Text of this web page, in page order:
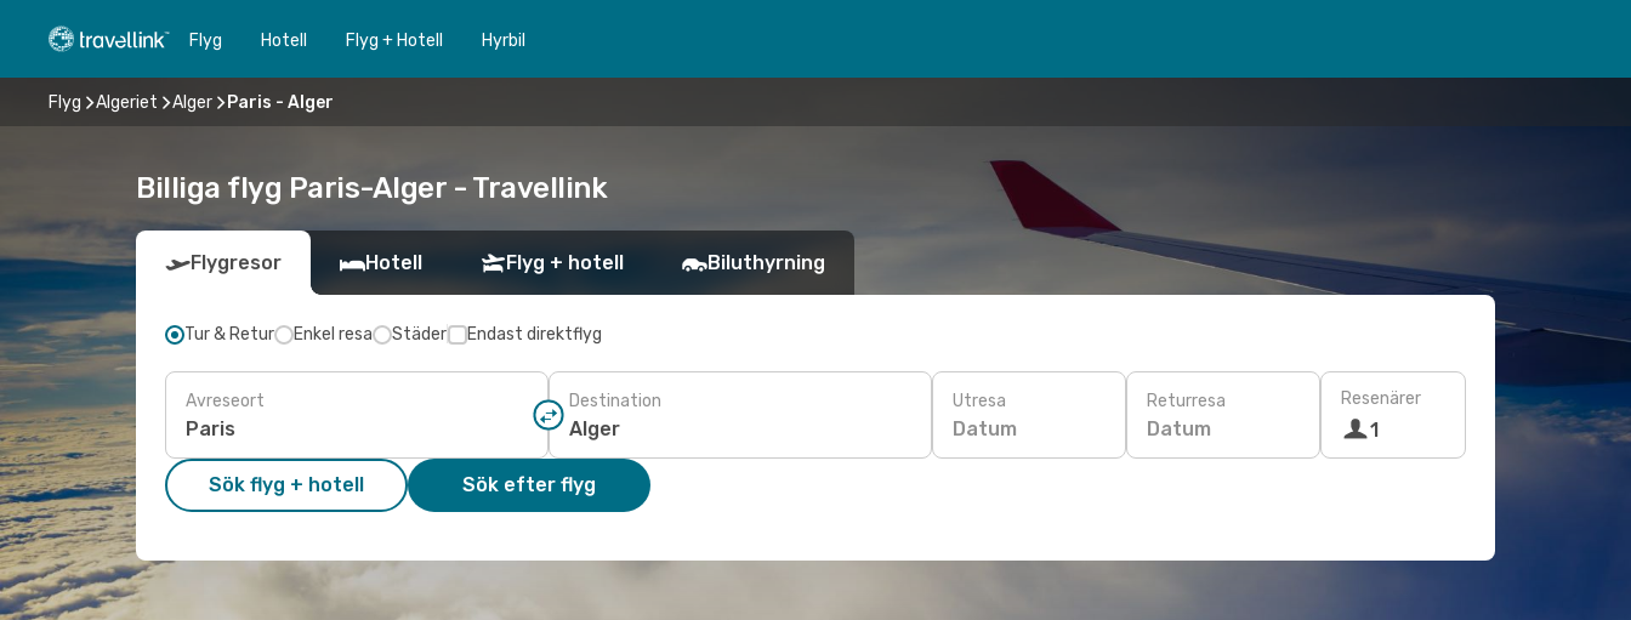
Flyg Hotell Flyg + Hotell Hyrbil
Flyg Algeriet Alger Paris - Alger
Billiga flyg Paris-Alger - Travellink
Flygresor Hotell Flyg + hotell Biluthyrning
Tur & Retur Enkel resa Städer Endast direktflyg
Avreseort Destination Utresa
Datum
Returresa
Datum
Resenärer
1
Sök flyg + hotell Sök efter flyg